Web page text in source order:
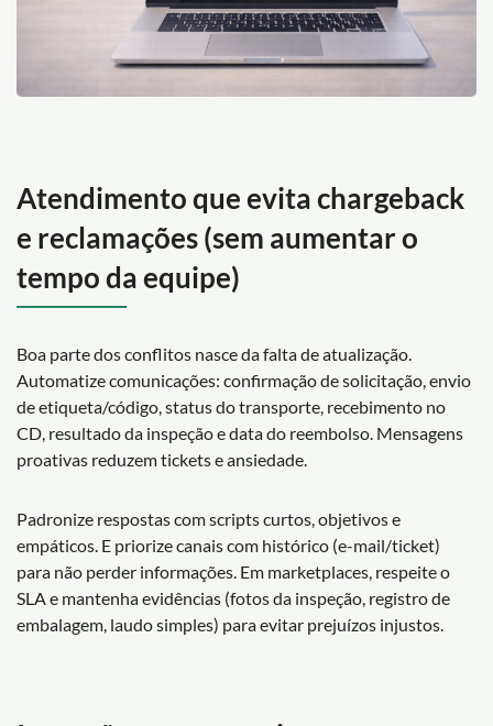
Atendimento que evita chargeback
e reclamações (sem aumentar o
tempo da equipe)
Boa parte dos conflitos nasce da falta de atualização.
Automatize comunicações: confirmação de solicitação, envio
de etiqueta/código, status do transporte, recebimento no
CD, resultado da inspeção e data do reembolso. Mensagens
proativas reduzem tickets e ansiedade.
Padronize respostas com scripts curtos, objetivos e
empáticos. E priorize canais com histórico (e-mail/ticket)
para não perder informações. Em marketplaces, respeite o
SLA e mantenha evidências (fotos da inspeção, registro de
embalagem, laudo simples) para evitar prejuízos injustos.